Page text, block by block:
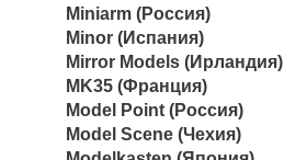
Miniarm (Россия)
Minor (Испания)
Mirror Models (Ирландия)
MK35 (Франция)
Model Point (Россия)
Model Scene (Чехия)